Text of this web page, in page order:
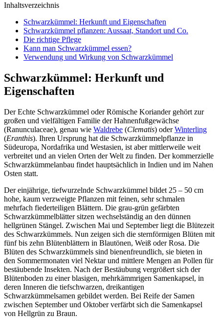
Inhaltsverzeichnis
Schwarzkümmel: Herkunft und Eigenschaften
Schwarzkümmel pflanzen: Aussaat, Standort und Co.
Die richtige Pflege
Kann man Schwarzkümmel essen?
Verwendung und Wirkung von Schwarzkümmel
Schwarzkümmel: Herkunft und
Eigenschaften
Der Echte Schwarzkümmel oder Römische Koriander gehört zur
großen und vielfältigen Familie der Hahnenfußgewächse
(Ranunculaceae), genau wie Waldrebe (Clematis) oderWinterling
(Eranthis). Ihren Ursprung hat die Schwarzkümmelpflanze in
Südeuropa, Nordafrika und Westasien, ist aber mittlerweile weit
verbreitet und an vielen Orten der Welt zu finden. Der kommerzielle
Schwarzkümmelanbau findet hauptsächlich in Indien und im Nahen
Osten statt.
Der einjährige, tiefwurzelnde Schwarzkümmel bildet 25 – 50 cm
hohe, kaum verzweigte Pflanzen mit feinen, sehr schmalen
mehrfach fiederteiligen Blättern. Die grau-grün gefärbten
Schwarzkümmelblätter sitzen wechselständig an den dünnen
hellgrünen Stängel. Zwischen Mai und September liegt die Blütezeit
des Schwarzkümmels. Nun zeigen sich die sternförmigen Blüten mit
fünf bis zehn Blütenblättern in Blautönen, Weiß oder Rosa. Die
Blüten des Schwarzkümmels sind bienenfreundlich, sie bieten in
den Sommermonaten viel Nektar und mittlere Mengen an Pollen für
bestäubende Insekten. Nach der Bestäubung vergrößert sich der
Blütenboden zu einer blasigen, mehrkämmrigen Samenkapsel, in
deren Inneren die tiefschwarzen, dreikantigen
Schwarzkümmelsamen gebildet werden. Bei Reife der Samen
zwischen September und Oktober verfärbt sich die Samenkapsel
von Hellgrün zu Braun.